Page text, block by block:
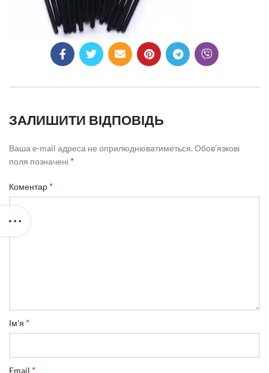
ЗАЛИШИТИ ВІДПОВІДЬ
Ваша e-mail адреса не оприлюднюватиметься. Обов’язкові
поля позначені *
Коментар *
Ім'я *
Email *